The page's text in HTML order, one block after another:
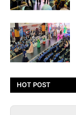
HOT POST